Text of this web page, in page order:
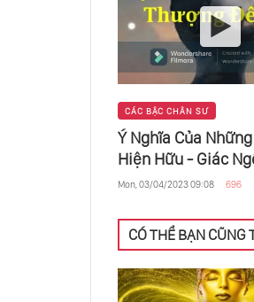
CÁC BẬC CHÂN SƯ
Ý Nghĩa Của
Hiện Hữu - Giác
Thượng Đế
Mon, 03/04/2023 09:08 696
CÓ THỂ BẠN CŨNG